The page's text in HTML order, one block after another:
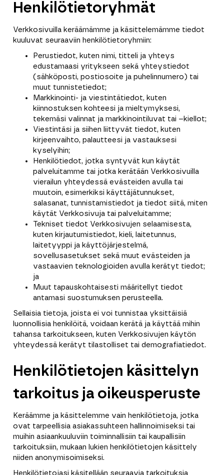
Henkilötietoryhmät
Verkkosivuilla keräämämme ja käsittelemämme tiedot
kuuluvat seuraaviin henkilötietoryhmiin:
Perustiedot, kuten nimi, titteli ja yhteys
edustamaasi yritykseen sekä yhteystiedot
(sähköposti, postiosoite ja puhelinnumero) tai
muut tunnistetiedot;
Markkinointi- ja viestintätiedot, kuten
kiinnostuksen kohteesi ja mieltymyksesi,
tekemäsi valinnat ja markkinointiluvat tai –kiellot;
Viestintäsi ja siihen liittyvät tiedot, kuten
kirjeenvaihto, palautteesi ja vastauksesi
kyselyihin;
Henkilötiedot, jotka syntyvät kun käytät
palveluitamme tai jotka kerätään Verkkosivuilla
vierailun yhteydessä evästeiden avulla tai
muutoin, esimerkiksi käyttäjätunnukset,
salasanat, tunnistamistiedot ja tiedot siitä, miten
käytät Verkkosivuja tai palveluitamme;
Tekniset tiedot Verkkosivujen selaamisesta,
kuten kirjautumistiedot, kieli, laitetunnus,
laitetyyppi ja käyttöjärjestelmä,
sovellusasetukset sekä muut evästeiden ja
vastaavien teknologioiden avulla kerätyt tiedot;
ja
Muut tapauskohtaisesti määritellyt tiedot
antamasi suostumuksen perusteella.
Sellaisia tietoja, joista ei voi tunnistaa yksittäisiä
luonnollisia henkilöitä, voidaan kerätä ja käyttää mihin
tahansa tarkoitukseen, kuten Verkkosivujen käytön
yhteydessä kerätyt tilastolliset tai demografiatiedot.
Henkilötietojen käsittelyn
tarkoitus ja oikeusperuste
Keräämme ja käsittelemme vain henkilötietoja, jotka
ovat tarpeellisia asiakassuhteen hallinnoimiseksi tai
muihin asiaankuuluviin toiminnallisiin tai kaupallisiin
tarkoituksiin, mukaan lukien henkilötietojen käsittely
niiden anonymisoimiseksi.
Henkilötietojasi käsitellään seuraavia tarkoituksia